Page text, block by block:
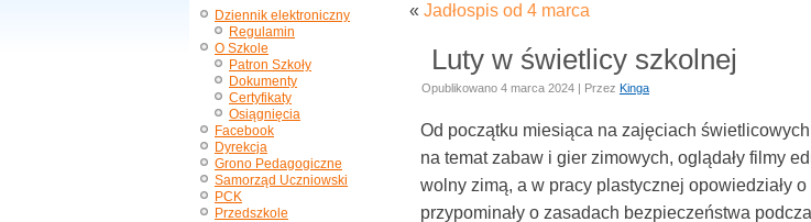
Dziennik elektroniczny
Regulamin
O Szkole
Patron Szkoły
Dokumenty
Certyfikaty
Osiągnięcia
Facebook
Dyrekcja
Grono Pedagogiczne
Samorząd Uczniowski
PCK
Przedszkole
« Jadłospis od 4 marca
Luty w świetlicy szkolnej
Opublikowano 4 marca 2024 | Przez Kinga
Od początku miesiąca na zajęciach
na temat zabaw i gier zimowych, oglądały filmy
wolny zimą, a w pracy plastycznej opowiedziały
przypominały o zasadach bezpieczeństwa